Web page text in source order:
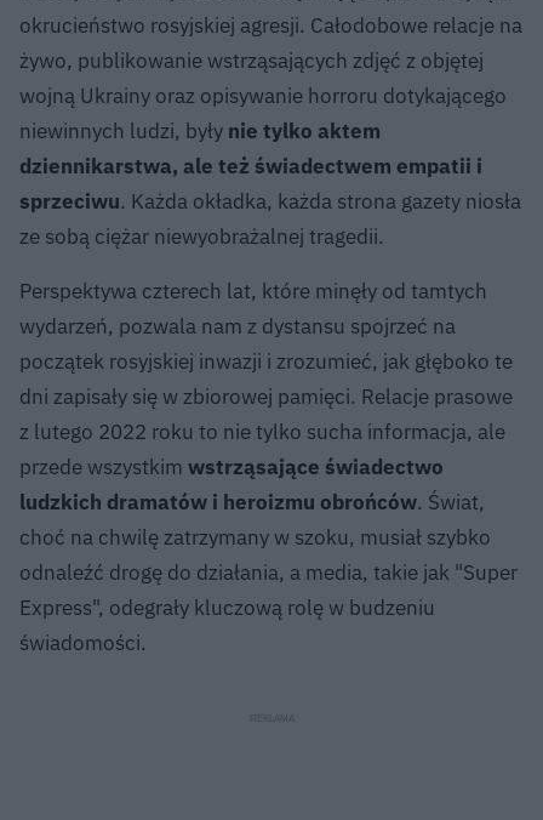
okrucieństwo rosyjskiej agresji. Całodobowe relacje na
żywo, publikowanie wstrząsających zdjęć z objętej
wojną Ukrainy oraz opisywanie horroru dotykającego
niewinnych ludzi, były nie tylko aktem
dziennikarstwa, ale też świadectwem empatii i
sprzeciwu. Każda okładka, każda strona gazety niosła
ze sobą ciężar niewyobrażalnej tragedii.
Perspektywa czterech lat, które minęły od tamtych
wydarzeń, pozwala nam z dystansu spojrzeć na
początek rosyjskiej inwazji i zrozumieć, jak głęboko te
dni zapisały się w zbiorowej pamięci. Relacje prasowe
z lutego 2022 roku to nie tylko sucha informacja, ale
przede wszystkim wstrząsające świadectwo
ludzkich dramatów i heroizmu obrońców. Świat,
choć na chwilę zatrzymany w szoku, musiał szybko
odnaleźć drogę do działania, a media, takie jak "Super
Express", odegrały kluczową rolę w budzeniu
świadomości.